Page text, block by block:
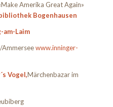
Amerika Great Again»
Bogenhausen
Laim
Ammerseewww.inninger-
Vogel,Märchenbazar im